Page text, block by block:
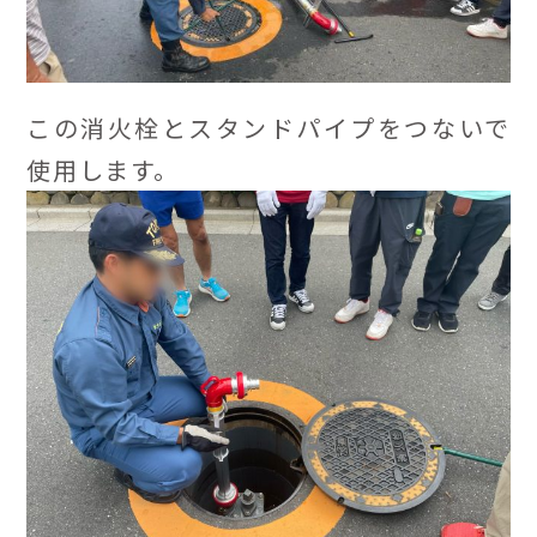
この消火栓とスタンドパイプをつないで
使用します。